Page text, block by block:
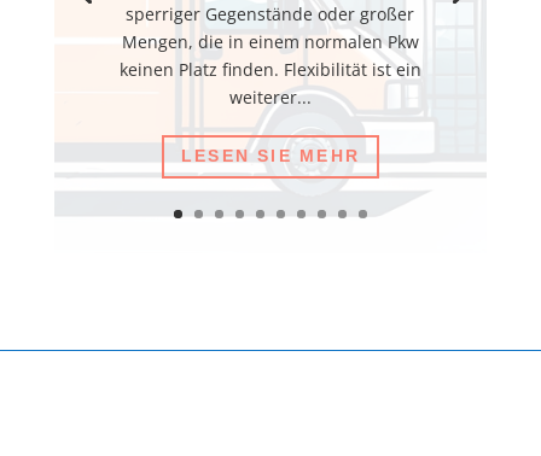
sperriger Gegenstände oder großer
Mengen, die in einem normalen Pkw
keinen Platz finden. Flexibilität ist ein
weiterer...
LESEN SIE MEHR